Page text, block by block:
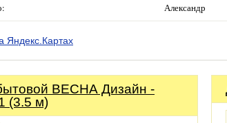
Александр
Яндекс.Картах
ВЕСНА Дизайн -
(3.5 м)